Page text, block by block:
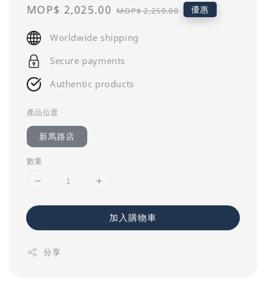
Sale
MOP$ 2,025.00 Regular
MOP$ 2,250.00 優惠
Worldwide shipping
Secure payments
Authentic products
產品位置
新馬路店
數量
加入購物車
分享